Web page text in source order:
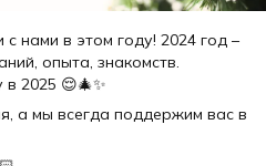
нами в этом году! 2024 год –
опыта, знакомств.
2025 😌🎄✨
а мы всегда поддержим вас в